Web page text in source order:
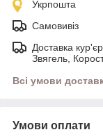
Укрпошта
Самовивіз
Доставка
Звягель,
Всі умови
Умови оплати